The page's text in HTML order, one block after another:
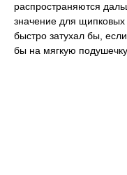
распространяются
значение для щипковых
быстро затухал бы,
бы на мягкую